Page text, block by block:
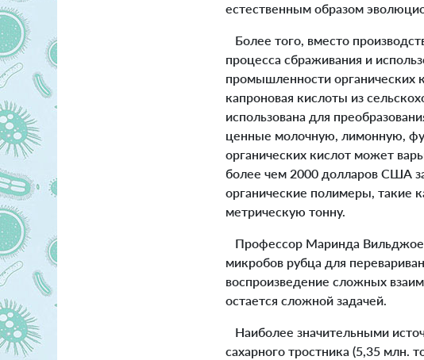
естественным образом
Более того, вместо
процесса сбраживания и
промышленности органических
капроновая кислоты из
использована для
ценные молочную, лимонную,
органических кислот может
более чем 2000 долларов США
органические полимеры, такие
метрическую тонну.
Профессор Маринда
микробов рубца для
воспроизведение сложных
остается сложной задачей.
Наиболее значительными
сахарного тростника (5,35 млн.